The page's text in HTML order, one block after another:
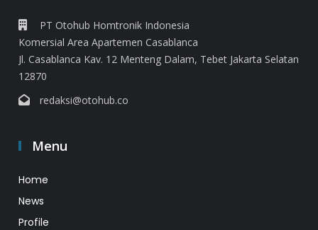
PT Otohub Homtronik Indonesia
Komersial Area Apartemen Casablanca
Jl. Casablanca Kav. 12 Menteng Dalam, Tebet Jakarta Selatan
12870
redaksi@otohub.co
Menu
Home
News
Profile